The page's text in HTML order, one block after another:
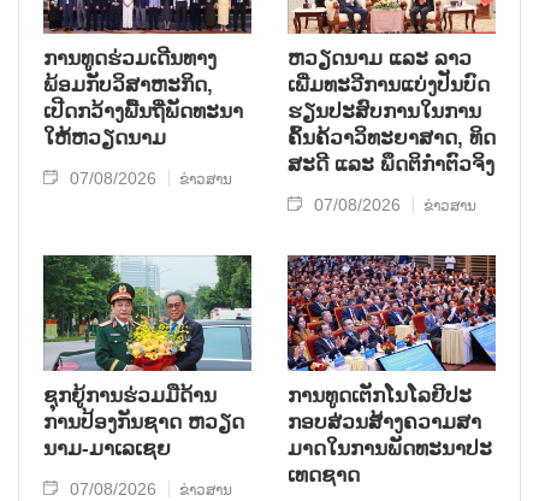
ການ​ທູດ​ຮ່ວມ​ເດີນ​ທາງ​
ພ້ອມກັບ​ວິ​ສາ​ຫະ​ກ​ິດ,
ເປີດກວ້າງ​ພື້ນ​ຖີ່​ພັດ​ທະ​ນາ​
ໃຫ້​ຫວຽດ​ນາມ
07/08/2026 ຂ່າວສານ
ຫວຽດ​ນາມ ແລະ ລາວ​
ເພີ່ມ​ທະ​ວີ​ການ​ແບ່​ງ​ປັນ​ບົດ​
ຮຽນ​ປະ​ສົບ​ການ​ໃນ​ການ​
ຄົ້ນ​ຄ້​ວາ​ວິ​ທະ​ຍາ​ສາດ, ທິດ​
ສະ​ດີ ແລະ ພຶດ​ຕິ​ກຳຕົວ​ຈິງ
07/08/2026 ຂ່າວສານ
ຊຸກ​ຍູ້​ການ​ຮ່ວມ​ມື​ດ້ານ​
ການ​ປ້ອງ​ກັນ​ຊາດ ຫວຽດ​
ນາມ-ມາ​ເລ​ເຊຍ
07/08/2026 ຂ່າວສານ
ການ​ທູດ​ເຕັກ​ໂນ​ໂລ​ຢີ​ປະ​
ກອບ​ສ່ວນ​ສ້າງ​ຄວາມ​ສາ​
ມາດ​ໃນ​ການ​ພັດ​ທະ​ນາ​ປະ​
ເທດ​ຊາດ